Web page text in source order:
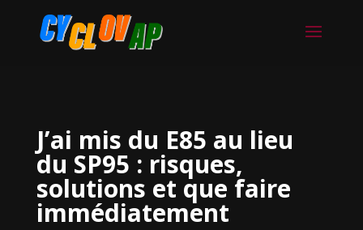
J’ai mis du E85 au lieu
du SP95 : risques,
solutions et que faire
immédiatement